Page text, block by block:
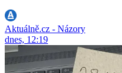
Aktuálně.cz - Názory
dnes, 12:19